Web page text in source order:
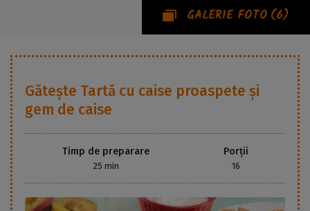
GALERIE FOTO (6)
Gătește Tartă cu caise proaspete și
gem de caise
Timp de preparare
25 min
Porții
16